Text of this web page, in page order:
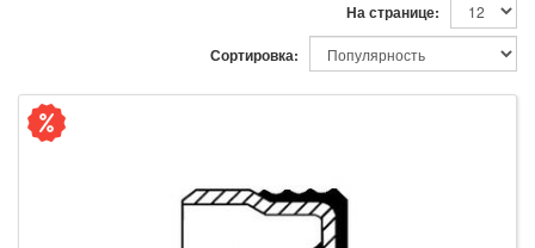
На странице:
Сортировка: